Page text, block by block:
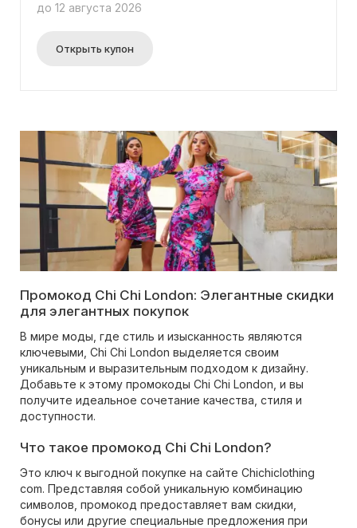
до 12 августа 2026
Открыть купон
Промокод Chi Chi London: Элегантные скидки
для элегантных покупок
В мире моды, где стиль и изысканность являются
ключевыми, Chi Chi London выделяется своим
уникальным и выразительным подходом к дизайну.
Добавьте к этому промокоды Chi Chi London, и вы
получите идеальное сочетание качества, стиля и
доступности.
Что такое промокод Chi Chi London?
Это ключ к выгодной покупке на сайте Chichiclothing
com. Представляя собой уникальную комбинацию
символов, промокод предоставляет вам скидки,
бонусы или другие специальные предложения при